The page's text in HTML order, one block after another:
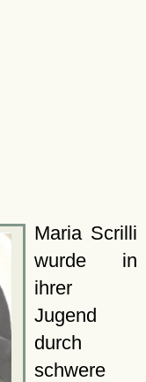
Maria Scrilli
wurde in
ihrer
Jugend
durch
schwere